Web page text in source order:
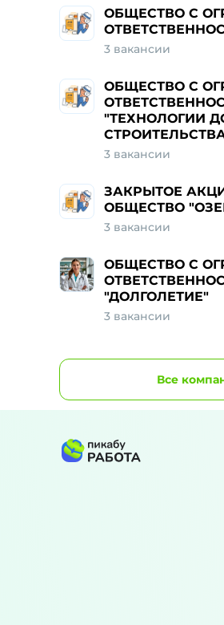
ОБЩЕСТВО С
3 вакансии
ОБЩЕСТВО С
"ТЕХНОЛОГИИ
3 вакансии
ЗАКРЫТОЕ
ОБЩЕСТВО
3 вакансии
ОБЩЕСТВО С
"ДОЛГОЛЕТИЕ"
3 вакансии
Все